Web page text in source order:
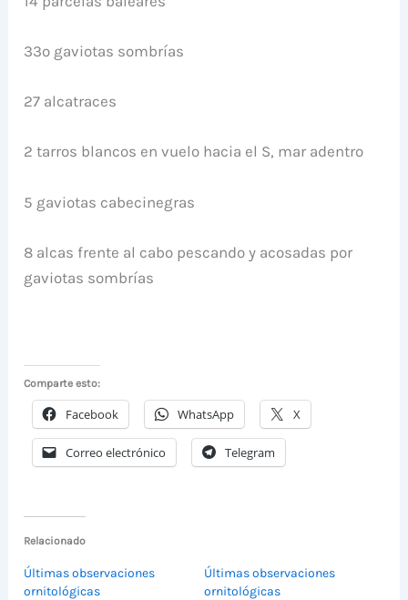
33o gaviotas sombrías
27 alcatraces
2 tarros blancos en vuelo hacia el S, mar adentro
5 gaviotas cabecinegras
8 alcas frente al cabo pescando y acosadas por
gaviotas sombrías
Comparte esto:
Facebook WhatsApp X
Correo electrónico Telegram
Relacionado
Últimas observaciones
ornitológicas
Últimas observaciones
ornitológicas